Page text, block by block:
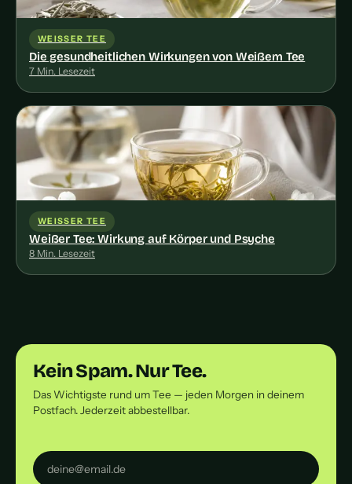
WEISSER TEE
Die gesundheitlichen Wirkungen von Weißem Tee
7 Min. Lesezeit
WEISSER TEE
Weißer Tee: Wirkung auf Körper und Psyche
8 Min. Lesezeit
Kein Spam. Nur Tee.
Das Wichtigste rund um Tee — jeden Morgen in deinem
Postfach. Jederzeit abbestellbar.